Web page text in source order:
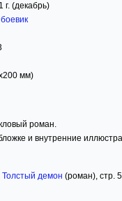
г. (декабрь)
мм)
роман.
и внутренние
Толстый демон (роман), стр.